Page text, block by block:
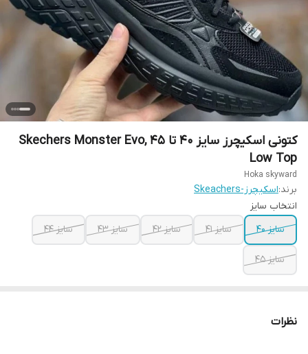
کتونی اسکیچرز سایز ۴۰ تا ۴۵ Skechers Monster Evo,
Low Top
Hoka skyward
برند:اسکیچرز-Skeachers
انتخاب سایز
سایز ۴۰
سایز ۴۱ سایز ۴۲ سایز ۴۳ سایز ۴۴
سایز ۴۵
نظرات